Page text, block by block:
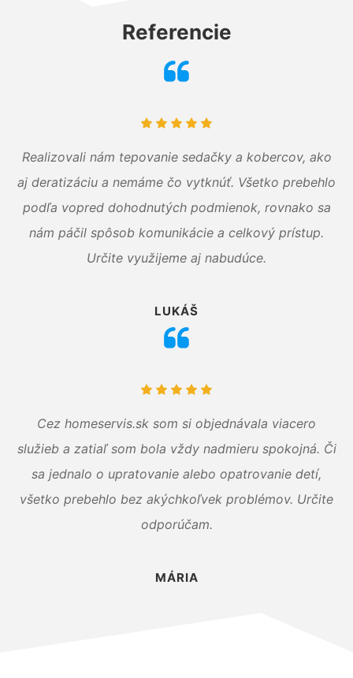
Referencie
Realizovali nám tepovanie sedačky a kobercov, ako
aj deratizáciu a nemáme čo vytknúť. Všetko prebehlo
podľa vopred dohodnutých podmienok, rovnako sa
nám páčil spôsob komunikácie a celkový prístup.
Určite využijeme aj nabudúce.
LUKÁŠ
Cez homeservis.sk som si objednávala viacero
služieb a zatiaľ som bola vždy nadmieru spokojná. Či
sa jednalo o upratovanie alebo opatrovanie detí,
všetko prebehlo bez akýchkoľvek problémov. Určite
odporúčam.
MÁRIA